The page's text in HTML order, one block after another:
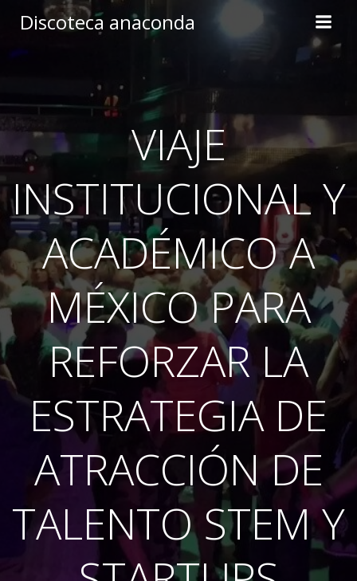
to
Discoteca anaconda
VIAJE
INSTITUCIONAL Y
ACADÉMICO A
MÉXICO PARA
REFORZAR LA
ESTRATEGIA DE
ATRACCIÓN DE
TALENTO STEM Y